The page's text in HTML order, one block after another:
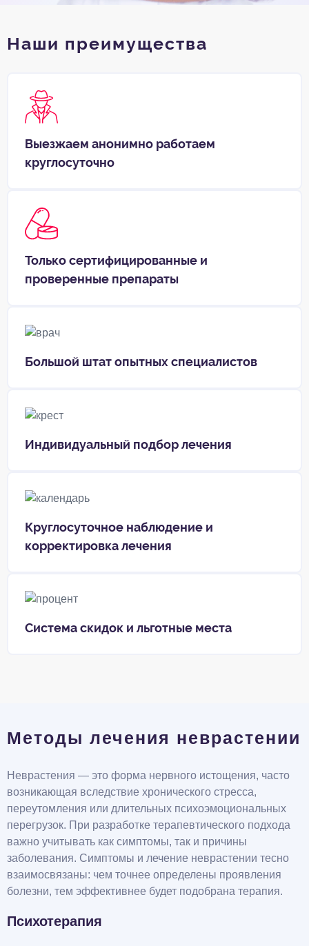
Наши преимущества
Выезжаем анонимно работаем
круглосуточно
Только сертифицированные и
проверенные препараты
Большой штат опытных специалистов
Индивидуальный подбор лечения
Круглосуточное наблюдение и
корректировка лечения
Система скидок и льготные места
Методы лечения неврастении
Неврастения — это форма нервного истощения, часто
возникающая вследствие хронического стресса,
переутомления или длительных психоэмоциональных
перегрузок. При разработке терапевтического подхода
важно учитывать как симптомы, так и причины
заболевания. Симптомы и лечение неврастении тесно
взаимосвязаны: чем точнее определены проявления
болезни, тем эффективнее будет подобрана терапия.
Психотерапия